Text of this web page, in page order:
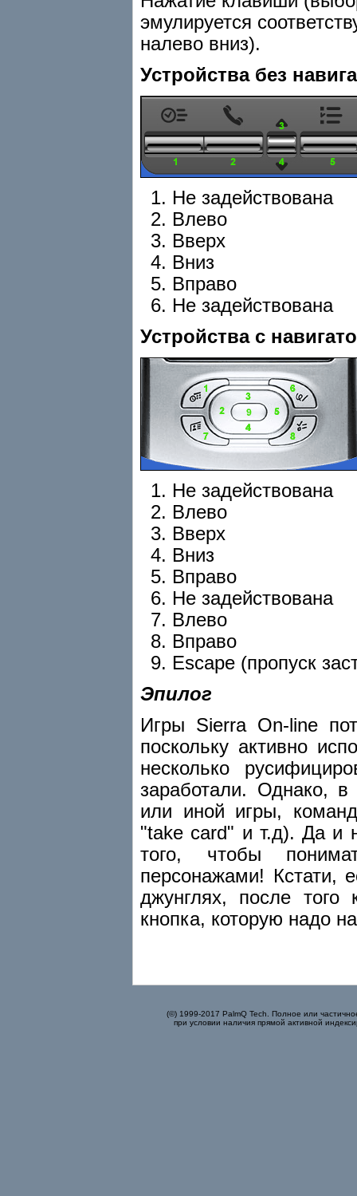
эмулируется
налево вниз).
Устройства без
Не задействована
Влево
Вверх
Вниз
Вправо
Не задействована
Устройства с
Не задействована
Влево
Вверх
Вниз
Вправо
Не задействована
Влево
Вправо
Escape (пропуск
Эпилог
Игры Sierra On-line
поскольку активно
несколько
заработали. Однако, в
или иной игры,
"take card" и т.д). Да и
того, чтобы
персонажами! Кстати,
джунглях, после того
кнопка, которую надо
(©) 1999-2017 PalmQ Tech. Полное или
при условии наличия прямой активной